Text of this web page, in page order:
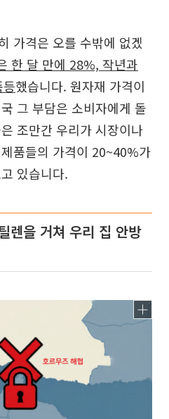
가격은 오를 수밖에 없겠
한 달 만에 28%, 작년과
했습니다. 원자재 가격이
그 부담은 소비자에게 돌
조만간 우리가 시장이나
품들의 가격이 20~40%가
있습니다.
렌을 거쳐 우리 집 안방